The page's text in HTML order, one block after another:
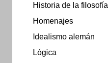
Historia de la filosofía
Homenajes
Idealismo alemán
Lógica